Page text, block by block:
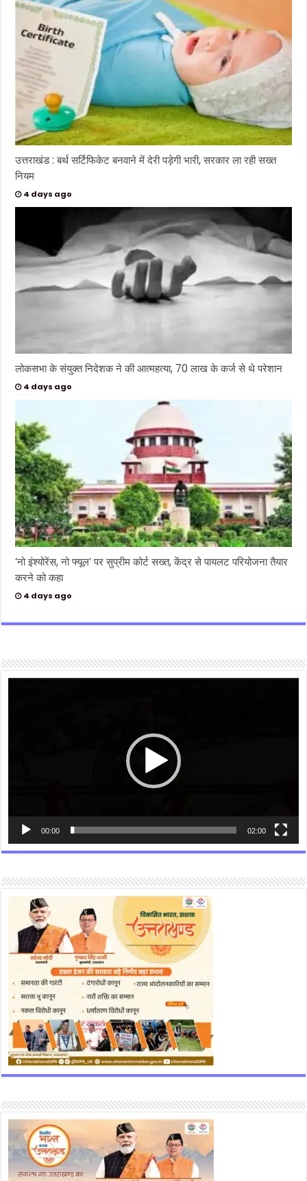
उत्तराखंड : बर्थ सर्टिफिकेट बनवाने में देरी पड़ेगी भारी, सरकार ला रही सख्त
नियम
4 days ago
लोकसभा के संयुक्त निदेशक ने की आत्महत्या, 70 लाख के कर्ज से थे परेशान
4 days ago
‘नो इंश्योरेंस, नो फ्यूल’ पर सुप्रीम कोर्ट सख्त, केंद्र से पायलट परियोजना तैयार
करने को कहा
4 days ago
Video
00:00 02:00